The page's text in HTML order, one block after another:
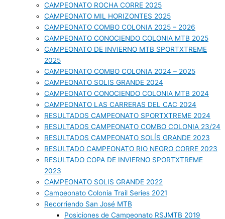
CAMPEONATO ROCHA CORRE 2025
CAMPEONATO MIL HORIZONTES 2025
CAMPEONATO COMBO COLONIA 2025 – 2026
CAMPEONATO CONOCIENDO COLONIA MTB 2025
CAMPEONATO DE INVIERNO MTB SPORTXTREME
2025
CAMPEONATO COMBO COLONIA 2024 – 2025
CAMPEONATO SOLIS GRANDE 2024
CAMPEONATO CONOCIENDO COLONIA MTB 2024
CAMPEONATO LAS CARRERAS DEL CAC 2024
RESULTADOS CAMPEONATO SPORTXTREME 2024
RESULTADOS CAMPEONATO COMBO COLONIA 23/24
RESULTADOS CAMPEONATO SOLÍS GRANDE 2023
RESULTADO CAMPEONATO RIO NEGRO CORRE 2023
RESULTADO COPA DE INVIERNO SPORTXTREME
2023
CAMPEONATO SOLIS GRANDE 2022
Campeonato Colonia Trail Series 2021
Recorriendo San José MTB
Posiciones de Campeonato RSJMTB 2019